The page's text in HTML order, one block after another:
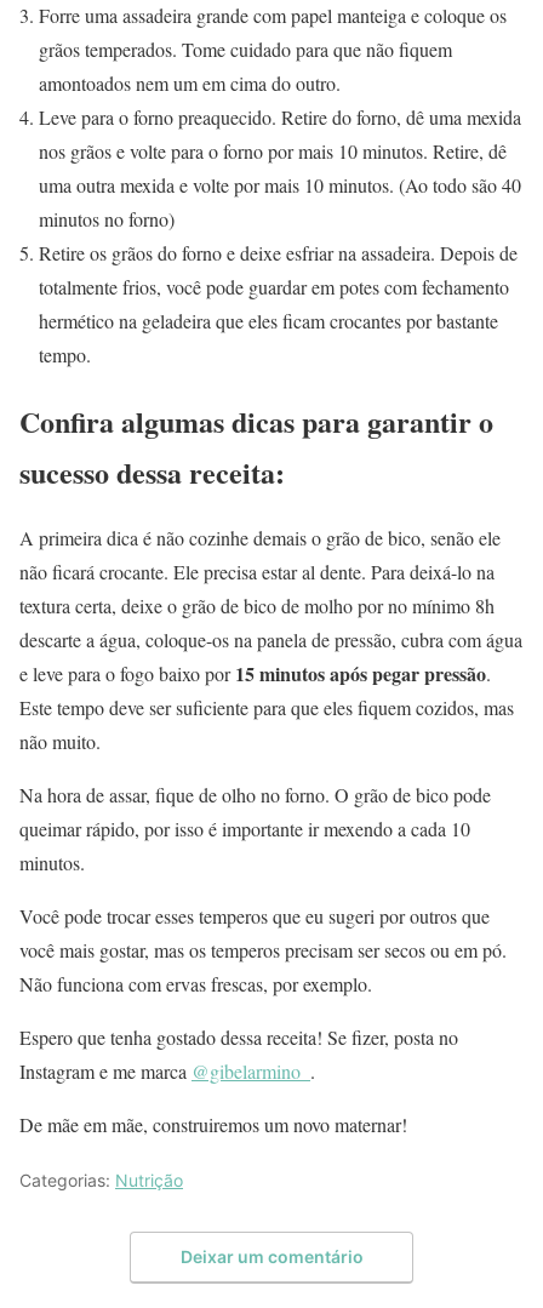
Forre uma assadeira grande com papel manteiga e coloque os
grãos temperados. Tome cuidado para que não fiquem
amontoados nem um em cima do outro.
Leve para o forno preaquecido. Retire do forno, dê uma mexida
nos grãos e volte para o forno por mais 10 minutos. Retire, dê
uma outra mexida e volte por mais 10 minutos. (Ao todo são 40
minutos no forno)
Retire os grãos do forno e deixe esfriar na assadeira. Depois de
totalmente frios, você pode guardar em potes com fechamento
hermético na geladeira que eles ficam crocantes por bastante
tempo.
Confira algumas dicas para garantir o
sucesso dessa receita:
A primeira dica é não cozinhe demais o grão de bico, senão ele
não ficará crocante. Ele precisa estar al dente. Para deixá-lo na
textura certa, deixe o grão de bico de molho por no mínimo 8h
descarte a água, coloque-os na panela de pressão, cubra com água
e leve para o fogo baixo por15 minutos após pegar pressão.
Este tempo deve ser suficiente para que eles fiquem cozidos, mas
não muito.
Na hora de assar, fique de olho no forno. O grão de bico pode
queimar rápido, por isso é importante ir mexendo a cada 10
minutos.
Você pode trocar esses temperos que eu sugeri por outros que
você mais gostar, mas os temperos precisam ser secos ou em pó.
Não funciona com ervas frescas, por exemplo.
Espero que tenha gostado dessa receita! Se fizer, posta no
Instagram e me marca @gibelarmino_ .
De mãe em mãe, construiremos um novo maternar!
Categorias: Nutrição
Deixar um comentário